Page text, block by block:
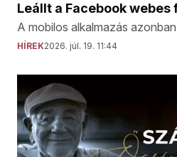
Leállt a Facebook webes
A mobilos alkalmazás
HÍREK2026. júl. 19. 11:44